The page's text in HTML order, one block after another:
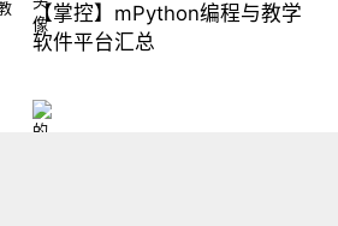
【掌控】mPython编程与教学
软件平台汇总